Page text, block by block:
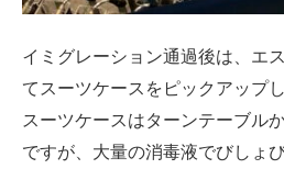
イミグレーション通過後は、エ
てスーツケースをピックアップし
スーツケースはターンテーブル
ですが、大量の消毒液でびしょ